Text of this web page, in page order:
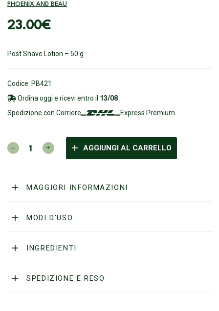
PHOENIX AND BEAU
Post Shave Lotion – 50 g
Codice: PB421
Ordina oggi e ricevi entro il 13/08
Spedizione con Corriere
Express Premium
23.00€
PHOENIX
Empress
Shave
Edition
AGGIUNGI AL CARRELLO
MAGGIORI INFORMAZIONI
MODI D'USO
INGREDIENTI
SPEDIZIONE E RESO